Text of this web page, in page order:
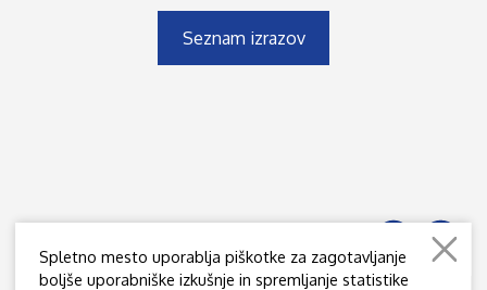
Seznam izrazov
Spletno mesto uporablja piškotke za zagotavljanje
boljše uporabniške izkušnje in spremljanje statistike